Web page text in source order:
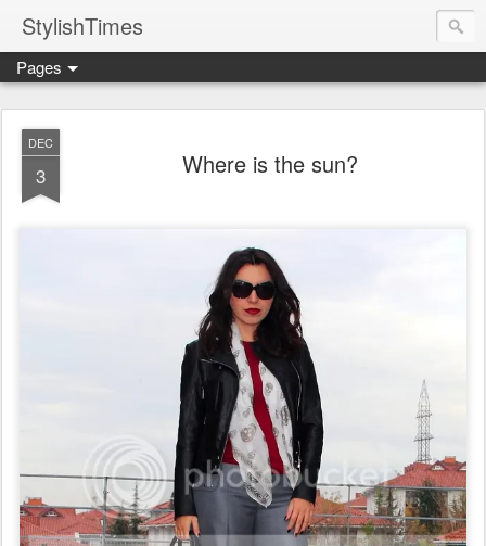
StylishTimes
Pages
DEC
3 Where is the sun?